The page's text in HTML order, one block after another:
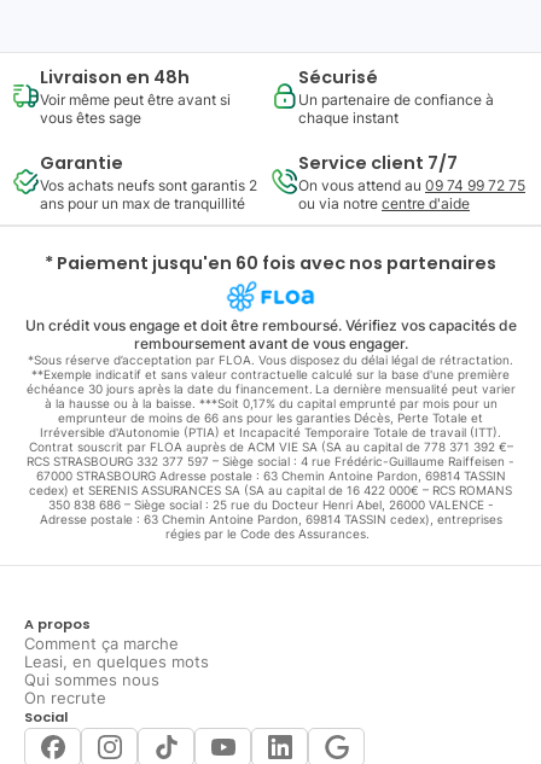
Livraison en 48h
Voir même peut être avant si
vous êtes sage
Sécurisé
Un partenaire de confiance à
chaque instant
Garantie
Vos achats neufs sont garantis 2
ans pour un max de tranquillité
Service client 7/7
On vous attend au 09 74 99 72 75
ou via notre centre d'aide
* Paiement jusqu'en 60 fois avec nos partenaires
Un crédit vous engage et doit être remboursé. Vérifiez vos capacités de
remboursement avant de vous engager.
*Sous réserve d’acceptation par FLOA. Vous disposez du délai légal de rétractation.
**Exemple indicatif et sans valeur contractuelle calculé sur la base d'une première
échéance 30 jours après la date du financement. La dernière mensualité peut varier
à la hausse ou à la baisse. ***Soit 0,17% du capital emprunté par mois pour un
emprunteur de moins de 66 ans pour les garanties Décès, Perte Totale et
Irréversible d'Autonomie (PTIA) et Incapacité Temporaire Totale de travail (ITT).
Contrat souscrit par FLOA auprès de ACM VIE SA (SA au capital de 778 371 392 €–
RCS STRASBOURG 332 377 597 – Siège social : 4 rue Frédéric-Guillaume Raiffeisen -
67000 STRASBOURG Adresse postale : 63 Chemin Antoine Pardon, 69814 TASSIN
cedex) et SERENIS ASSURANCES SA (SA au capital de 16 422 000€ – RCS ROMANS
350 838 686 – Siège social : 25 rue du Docteur Henri Abel, 26000 VALENCE -
Adresse postale : 63 Chemin Antoine Pardon, 69814 TASSIN cedex), entreprises
régies par le Code des Assurances.
A propos
Comment ça marche
Leasi, en quelques mots
Qui sommes nous
On recrute
Social